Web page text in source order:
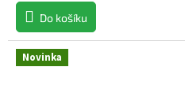
Do košíku
Novinka